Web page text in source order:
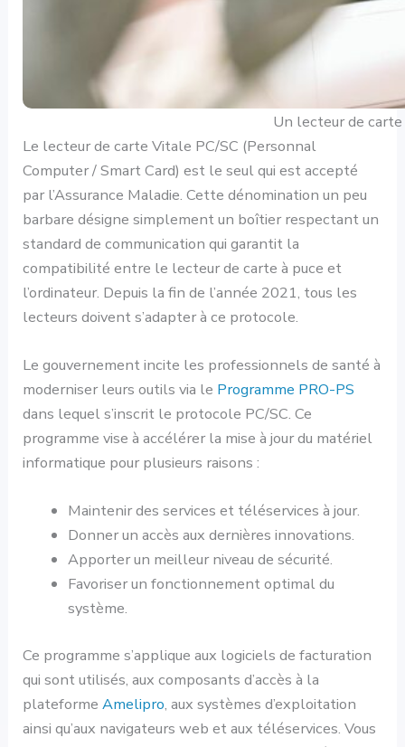
Un lecteur de
Le lecteur de carte Vitale PC/SC (Personnal
Computer / Smart Card) est le seul qui est accepté
par l’Assurance Maladie. Cette dénomination un peu
barbare désigne simplement un boîtier respectant un
standard de communication qui garantit la
compatibilité entre le lecteur de carte à puce et
l’ordinateur. Depuis la fin de l’année 2021, tous les
lecteurs doivent s’adapter à ce protocole.
Le gouvernement incite les professionnels de santé à
moderniser leurs outils via le Programme PRO-PS
dans lequel s’inscrit le protocole PC/SC. Ce
programme vise à accélérer la mise à jour du matériel
informatique pour plusieurs raisons :
Maintenir des services et téléservices à jour.
Donner un accès aux dernières innovations.
Apporter un meilleur niveau de sécurité.
Favoriser un fonctionnement optimal du
système.
Ce programme s’applique aux logiciels de facturation
qui sont utilisés, aux composants d’accès à la
plateformeAmelipro, aux systèmes d’exploitation
ainsi qu’aux navigateurs web et aux téléservices. Vous